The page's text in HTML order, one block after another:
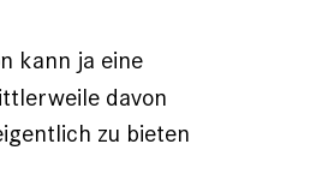
kann ja eine
davon
zu bieten